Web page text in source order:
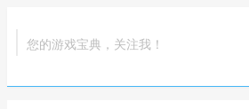
您的游戏宝典，关注我！